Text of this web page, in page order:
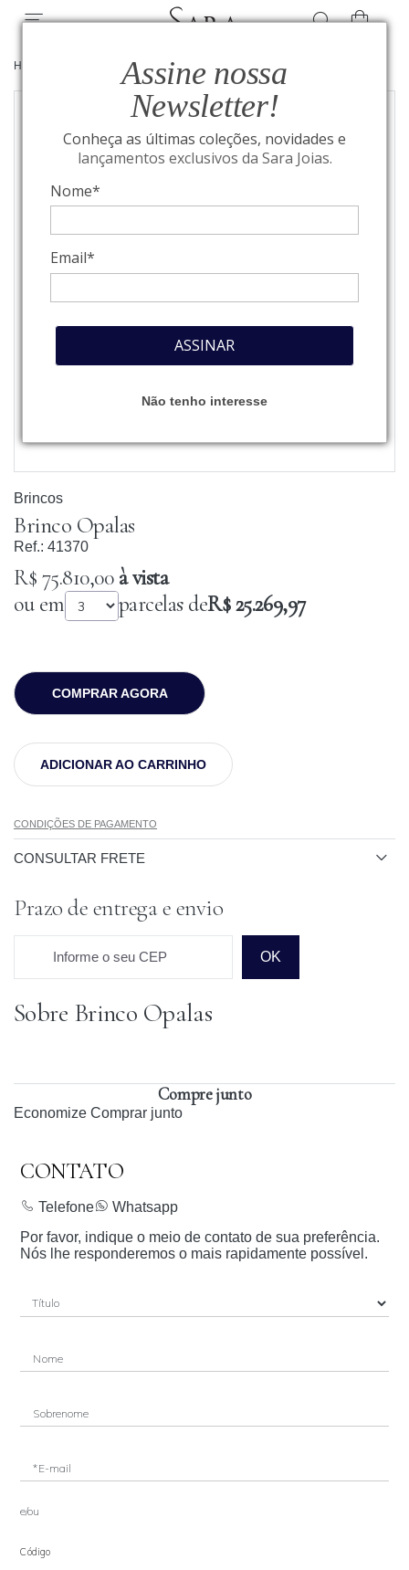
Assine nossa
Newsletter!
Conheça as últimas coleções, novidades e
lançamentos exclusivos da Sara Joias.
Nome*
Email*
ASSINAR
Não tenho interesse
HOME BRINCOS
Brincos
Brinco Opalas
Ref.: 41370
R$ 75.810,00à vista
ou em
parcelas deR$ 25.269,97
COMPRAR AGORA
ADICIONAR AO CARRINHO
CONDIÇÕES DE PAGAMENTO
CONSULTAR FRETE
Prazo de entrega e envio
Informe o seu CEP OK
Prazo para o CEP
Sobre Brinco Opalas
Compre junto
Economize Comprar junto
CONTATO
Telefone
Whatsapp
Por favor, indique o meio de contato de sua preferência.
Nós lhe responderemos o mais rapidamente possível.
Nome
Sobrenome
*E-mail
e/ou
Código